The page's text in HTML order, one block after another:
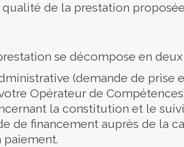
qualité de la prestation
se décompose en deux
(demande de prise
Opérateur de
la constitution et le
de financement auprès de la
paiement.